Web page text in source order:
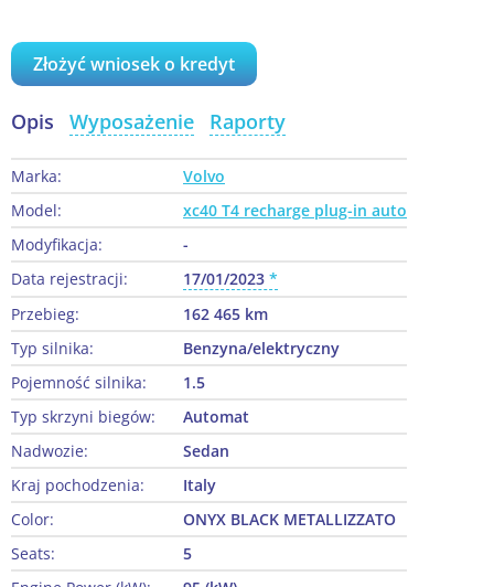
Złożyć wniosek o kredyt
Opis Wyposażenie Raporty
Marka:
Volvo
Model:
xc40 T4 recharge plug-in auto
Modyfikacja:
-
Data rejestracji:
17/01/2023
Przebieg:
162 465 km
Typ silnika:
Benzyna/elektryczny
Pojemność silnika:
1.5
Typ skrzyni biegów:
Automat
Nadwozie:
Sedan
Kraj pochodzenia:
Italy
Color:
ONYX BLACK METALLIZZATO
Seats:
5